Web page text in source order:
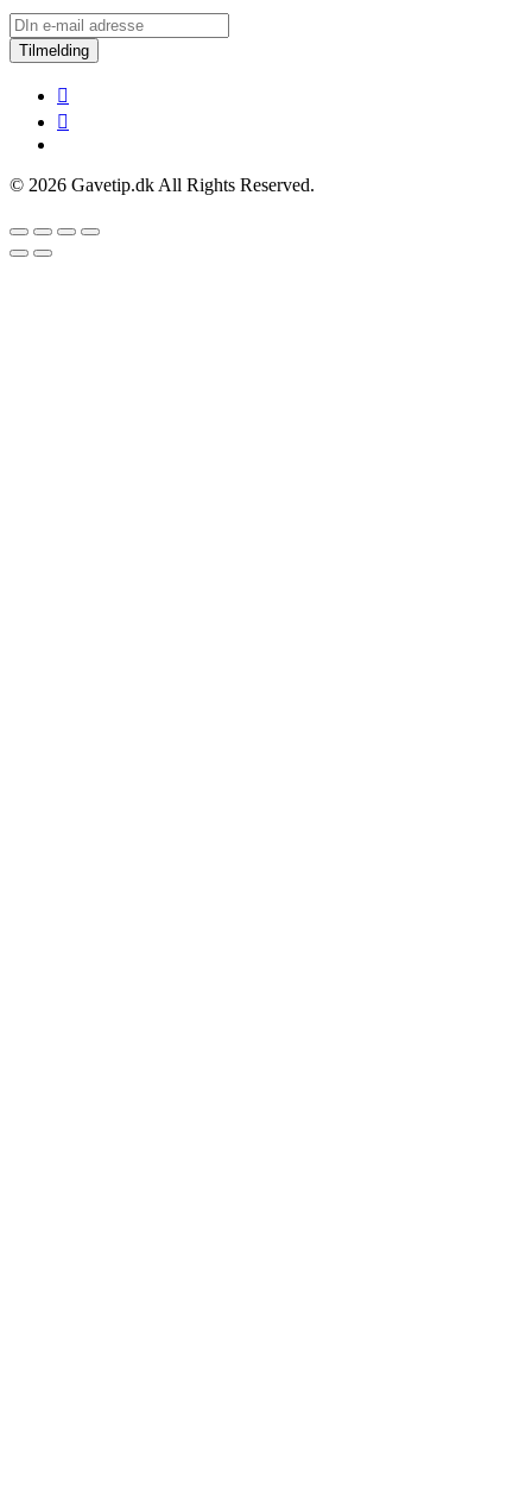
Tilmelding
© 2026 Gavetip.dk All Rights Reserved.